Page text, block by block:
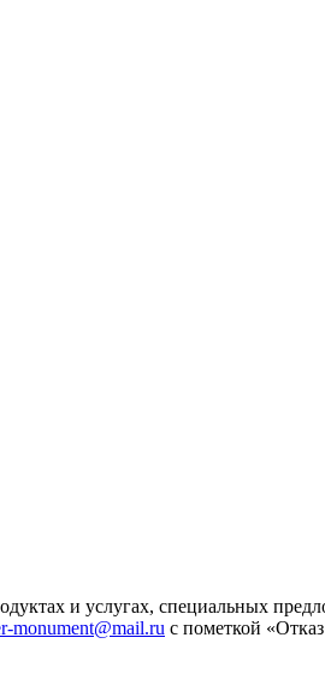
и услугах, специальных
monument@mail.ru с пометкой